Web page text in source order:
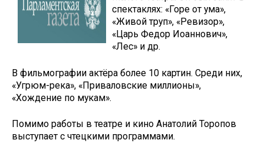
спектаклях: «Горе от ума»,
«Живой труп», «Ревизор»,
«Царь Федор Иоаннович»,
«Лес» и др.
В фильмографии актёра более 10 картин. Среди них,
«Угрюм-река», «Приваловские миллионы»,
«Хождение по мукам».
Помимо работы в театре и кино Анатолий Торопов
выступает с чтецкими программами.